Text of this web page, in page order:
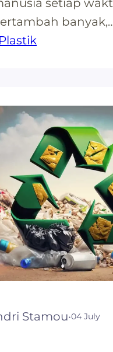
setiap
banyak,
berbagai
Salah
Acrylic.
usaha
di bidang
rumah tidak
karena jenis
bahan
sebelumnya.
jenis…
Stamou·04 July